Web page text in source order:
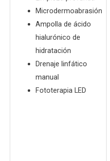
Microdermoabrasión
Ampolla de ácido
hialurónico de
hidratación
Drenaje linfático
manual
Fototerapia LED